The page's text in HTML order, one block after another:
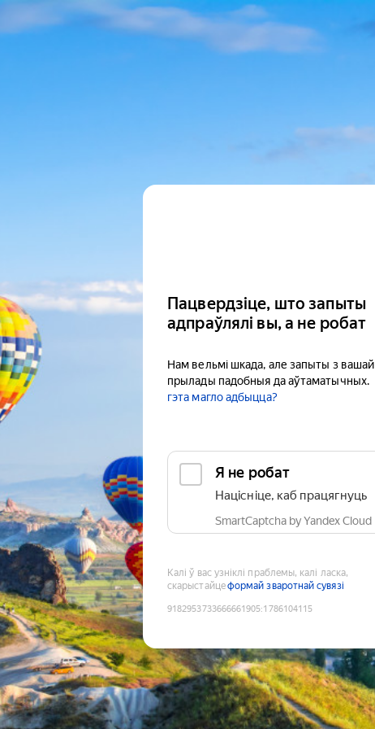
Пацвердзіце, што запыты
адпраўлялі вы, а не робат
Нам вельмі шкада, але запыты з вашай
прылады падобныя да аўтаматычных.
гэта магло адбыцца?
Я не робат
Націсніце, каб працягнуць
SmartCaptcha by Yandex Cloud
Калі ў вас узніклі праблемы, калі ласка,
скарыстайцеформай зваротнай сувязі
9182953733666661905:1786104115